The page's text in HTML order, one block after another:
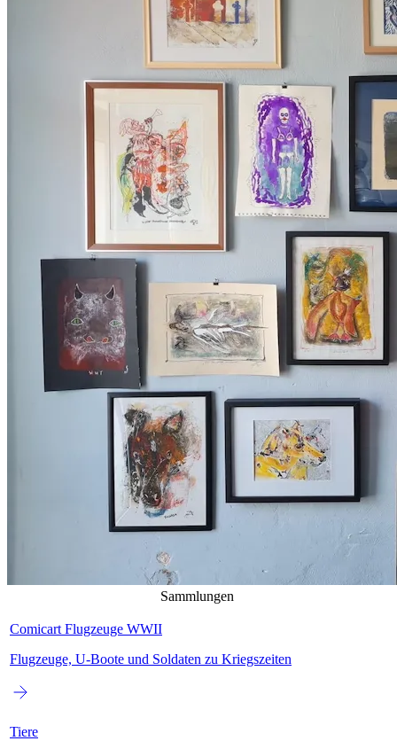
Sammlungen
Comicart Flugzeuge WWII
Flugzeuge, U-Boote und Soldaten zu Kriegszeiten
Tiere